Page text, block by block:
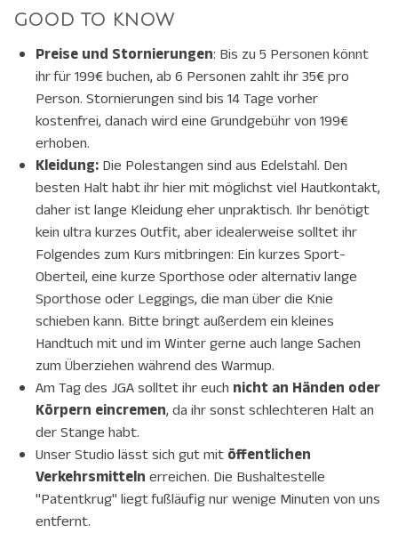
GOOD TO KNOW
Preise und Stornierungen: Bis zu 5 Personen könnt
ihr für 199€ buchen, ab 6 Personen zahlt ihr 35€ pro
Person. Stornierungen sind bis 14 Tage vorher
kostenfrei, danach wird eine Grundgebühr von 199€
erhoben.
Kleidung:Die Polestangen sind aus Edelstahl. Den
besten Halt habt ihr hier mit möglichst viel Hautkontakt,
daher ist lange Kleidung eher unpraktisch. Ihr benötigt
kein ultra kurzes Outfit,aber idealerweise solltet ihr
Folgendes zum Kurs mitbringen: Ein kurzes Sport-
Oberteil, eine kurze Sporthose oder alternativ lange
Sporthose oder Leggings, die man über die Knie
schieben kann. Bitte bringt außerdem ein kleines
Handtuch mit und im Winter gerne auch lange Sachen
zum Überziehen während des Warmup.
Am Tag des JGA solltet ihr euch nichtan Händen oder
Körpern eincremen, da ihr sonst schlechteren Halt an
der Stange habt.
Unser Studio lässt sich gut mitöffentlichen
Verkehrsmittelnerreichen. Die Bushaltestelle
"Patentkrug" liegt fußläufig nur wenige Minuten von uns
entfernt.